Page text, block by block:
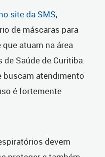
site da SMS,
de máscaras para
atuam na área
Saúde de Curitiba.
buscam atendimento
é fortemente
devem